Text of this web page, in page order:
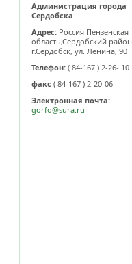
Администрация города
Сердобска
Адрес: Россия Пензенская
область,Сердобский район
г.Сердобск, ул. Ленина, 90
Телефон: ( 84-167 ) 2-26- 10
факс ( 84-167 ) 2-20-06
Электронная почта:
gorfo@sura.ru